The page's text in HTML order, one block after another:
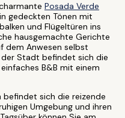
Posada Verde
gedeckten Tönen mit
und Flügeltüren ins
hausgemachte Gerichte
dem Anwesen selbst
Stadt befindet sich die
B&B mit einem
sich die reizende
Umgebung und ihren